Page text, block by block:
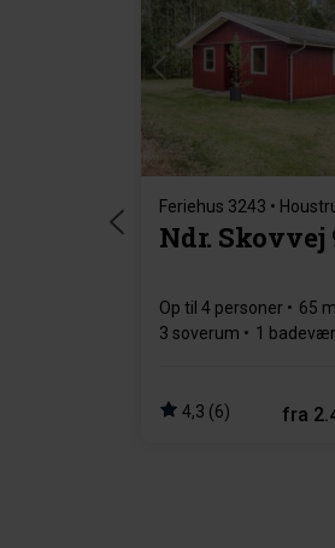
Feriehus 3243 •
Ndr. Skovvej
Op til 4 personer
65
3 soverum
1
4,3 (6) fra